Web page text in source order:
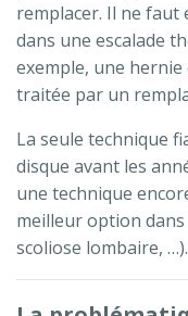
remplacer. Il ne
dans une escalade
exemple, une
traitée par un
La seule technique
disque avant les
une technique
meilleur option
scoliose lombaire, …).